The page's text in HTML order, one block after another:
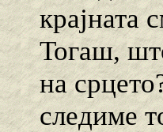
крајната
Тогаш,
на
следиме